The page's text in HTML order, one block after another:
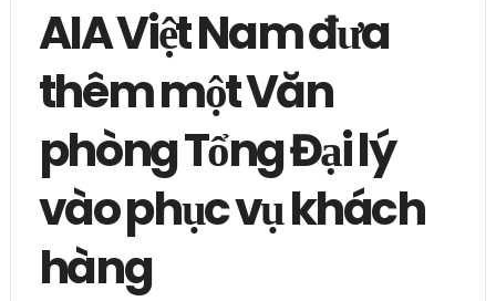
AIA Việt Nam đưa
thêm một Văn
phòng Tổng Đại lý
vào phục vụ khách
hàng